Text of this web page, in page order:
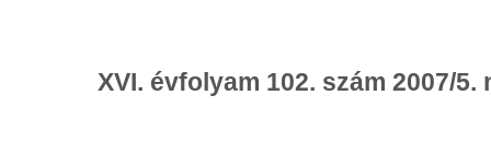
XVI. évfolyam 102. szám 2007/